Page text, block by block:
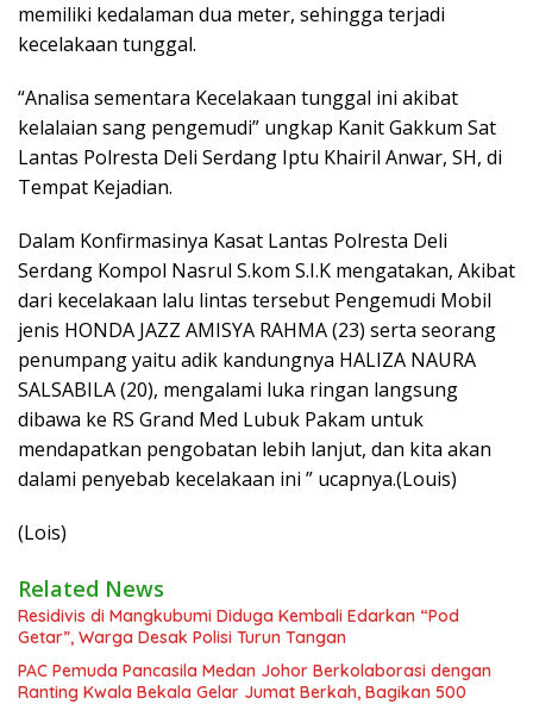
memiliki kedalaman dua meter, sehingga terjadi
kecelakaan tunggal.
“Analisa sementara Kecelakaan tunggal ini akibat
kelalaian sang pengemudi” ungkap Kanit Gakkum Sat
Lantas Polresta Deli Serdang Iptu Khairil Anwar, SH, di
Tempat Kejadian.
Dalam Konfirmasinya Kasat Lantas Polresta Deli
Serdang Kompol Nasrul S.kom S.I.K mengatakan, Akibat
dari kecelakaan lalu lintas tersebut Pengemudi Mobil
jenis HONDA JAZZ AMISYA RAHMA (23) serta seorang
penumpang yaitu adik kandungnya HALIZA NAURA
SALSABILA (20), mengalami luka ringan langsung
dibawa ke RS Grand Med Lubuk Pakam untuk
mendapatkan pengobatan lebih lanjut, dan kita akan
dalami penyebab kecelakaan ini ” ucapnya.(Louis)
(Lois)
Related News
Residivis di Mangkubumi Diduga Kembali Edarkan “Pod
Getar”, Warga Desak Polisi Turun Tangan
PAC Pemuda Pancasila Medan Johor Berkolaborasi dengan
Ranting Kwala Bekala Gelar Jumat Berkah, Bagikan 500